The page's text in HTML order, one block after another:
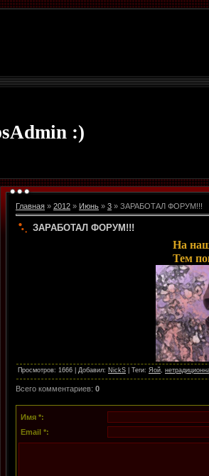
:)
Главная » 2012 » Июнь » 3 » ЗАРАБОТАЛ ФОРУМ!!!
ЗАРАБОТАЛ ФОРУМ!!!
На
Тем
Просмотров: 1666 | Добавил: NickS Теги: Яой
Всего комментариев: 0
Имя *:
Email *: